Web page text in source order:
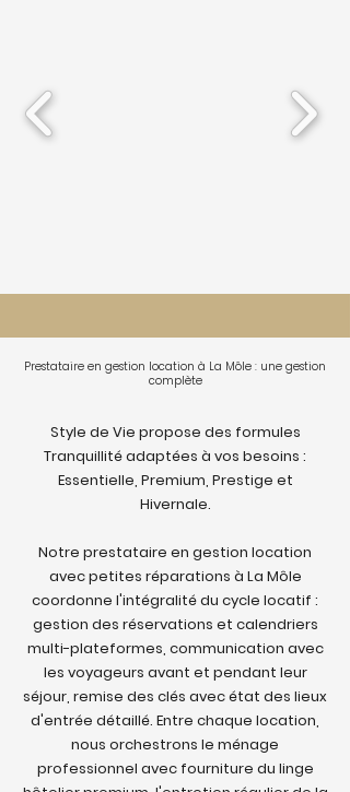
Prestataire en gestion location à La Môle : une gestion
complète
Style de Vie propose des formules
Tranquillité adaptées à vos besoins :
Essentielle, Premium, Prestige et
Hivernale.
Notre prestataire en gestion location
avec petites réparations à La Môle
coordonne l'intégralité du cycle locatif :
gestion des réservations et calendriers
multi-plateformes, communication avec
les voyageurs avant et pendant leur
séjour, remise des clés avec état des lieux
d'entrée détaillé. Entre chaque location,
nous orchestrons le ménage
professionnel avec fourniture du linge